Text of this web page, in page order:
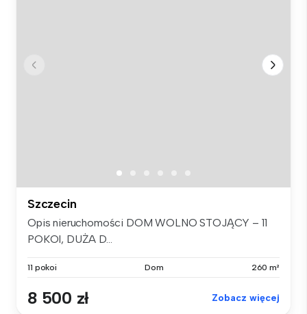
Szczecin
Opis nieruchomości DOM WOLNO STOJĄCY – 11
POKOI, DUŻA D...
11 pokoi Dom 260 m²
8 500 zł Zobacz więcej